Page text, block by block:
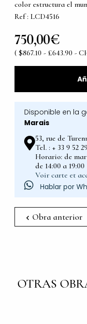
color estructura el
Ref : LCD4516
750,00€
( $867.10 - £643.90 -
Disponible en la
Marais
53, rue de
Tel. : + 33 9 52
Horario: de
de 14:00 a 19:00
Voir carte et
Hablar por
Obra anterior
OTRAS